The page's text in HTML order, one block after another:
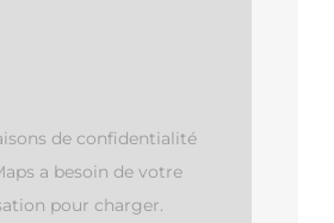
de confidentialité
a besoin de votre
pour charger.